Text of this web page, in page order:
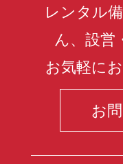
レンタル
ん、設営
お気軽に
お